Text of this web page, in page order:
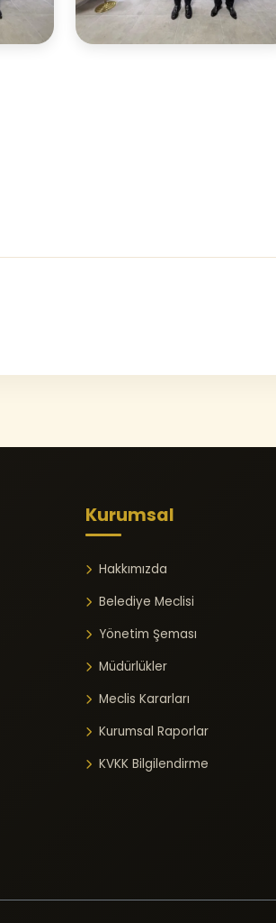
Kurumsal
Hakkımızda
Belediye Meclisi
Yönetim Şeması
Müdürlükler
Meclis Kararları
Kurumsal Raporlar
KVKK Bilgilendirme